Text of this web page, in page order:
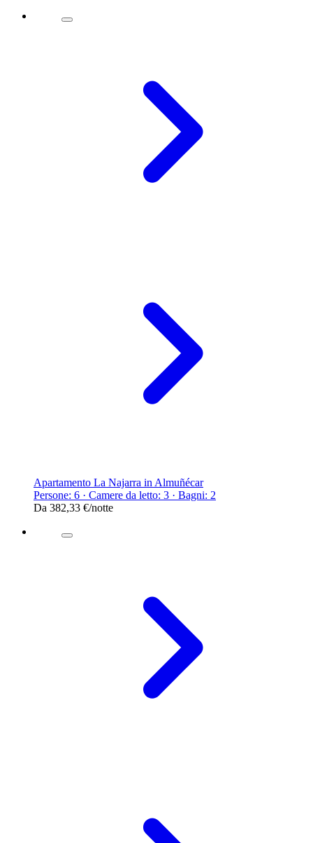
Apartamento La Najarra in Almuñécar
Persone: 6 · Camere da letto: 3 · Bagni: 2
Da 382,33 €/notte